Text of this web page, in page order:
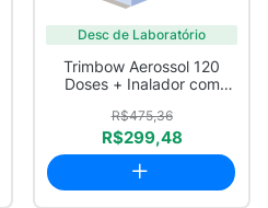
Desc de Laboratório
Trimbow Aerossol 120
Doses + Inalador com
R$475,36
R$299,48